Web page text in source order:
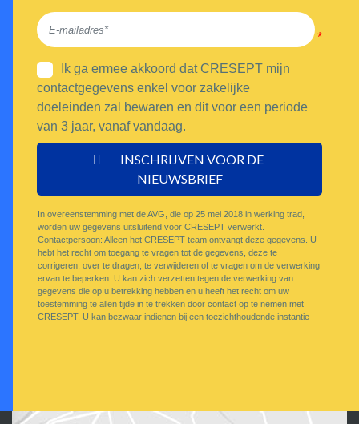
Ik ga ermee akkoord dat CRESEPT mijn
contactgegevens enkel voor zakelijke
doeleinden zal bewaren en dit voor een periode
van 3 jaar, vanaf vandaag.
INSCHRIJVEN VOOR DE
NIEUWSBRIEF
In overeenstemming met de AVG, die op 25 mei 2018 in werking trad,
worden uw gegevens uitsluitend voor CRESEPT verwerkt.
Contactpersoon: Alleen het CRESEPT-team ontvangt deze gegevens. U
hebt het recht om toegang te vragen tot de gegevens, deze te
corrigeren, over te dragen, te verwijderen of te vragen om de verwerking
ervan te beperken. U kan zich verzetten tegen de verwerking van
gegevens die op u betrekking hebben en u heeft het recht om uw
toestemming te allen tijde in te trekken door contact op te nemen met
CRESEPT. U kan bezwaar indienen bij een toezichthoudende instantie